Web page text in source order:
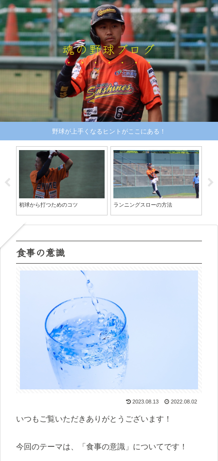
魂の野球ブログ
野球が上手くなるヒントがここにある！
初球から打つためのコツ ランニングスローの方法
食事の意識
2023.08.13 2022.08.02
いつもご覧いただきありがとうございます！
今回のテーマは、「食事の意識」についてです！